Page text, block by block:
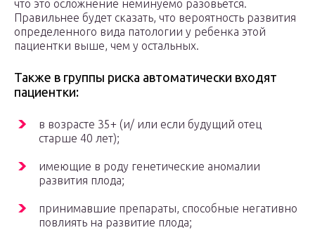
что это осложнение неминуемо разовьется.
Правильнее будет сказать, что вероятность развития
определенного вида патологии у ребенка этой
пациентки выше, чем у остальных.
Также в группы риска автоматически входят
пациентки:
в возрасте 35+ (и/ или если будущий отец
старше 40 лет);
имеющие в роду генетические аномалии
развития плода;
принимавшие препараты, способные негативно
повлиять на развитие плода;